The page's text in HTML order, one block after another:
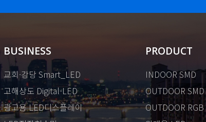
BUSINESS
교회·강당 Smart_LED
고해상도 Digital-LED
광고용 LED디스플레이
PRODUCT
INDOOR SMD
OUTDOOR SMD
OUTDOOR RGB